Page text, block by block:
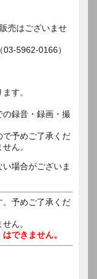
売はございませ
5962-0166）
す。
録音・録画・撮
予めご了承くだ
ん。
場合がございま
。予めご了承くだ
ん。
できません。